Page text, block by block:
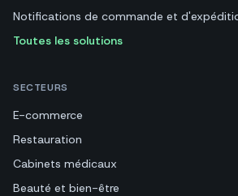
Notifications de commande et
Toutes les solutions
SECTEURS
E-commerce
Restauration
Cabinets médicaux
Beauté et bien-être